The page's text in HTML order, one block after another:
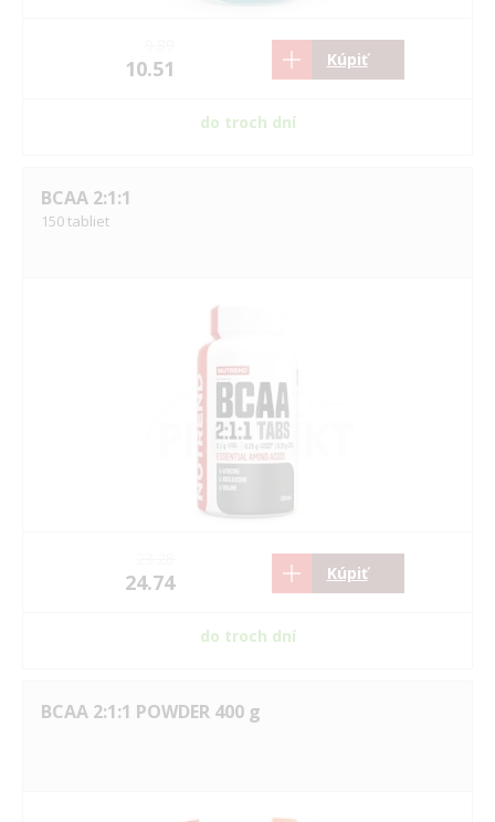
10.51 Kúpiť
do troch dní
BCAA 2:1:1
150 tabliet
24.74 Kúpiť
do troch dní
BCAA 2:1:1 POWDER 400 g